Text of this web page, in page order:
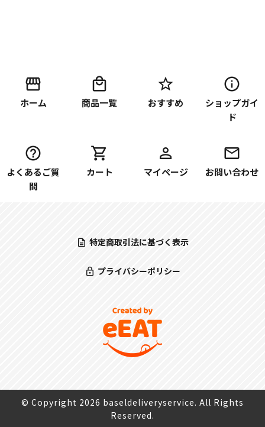
ホーム 商品一覧 おすすめ
ショップガイ
ド
よくあるご質
問
カート マイページ お問い合わせ
特定商取引法に基づく表示
プライバシーポリシー
© Copyright 2026 baseldeliveryservice. All Rights
Reserved.